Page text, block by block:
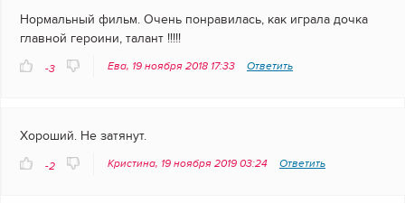
Нормальный фильм. Очень понравилась, как играла дочка
главной героини, талант !!!!!
-3 Ева, 19 ноября 2018 17:33 Ответить
Хороший. Не затянут.
-2 Кристина, 19 ноября 2019 03:24 Ответить